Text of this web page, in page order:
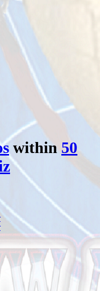
within50